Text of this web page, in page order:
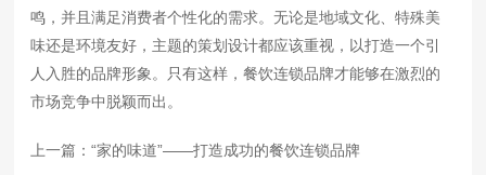
鸣，并且满足消费者个性化的需求。无论是地域文化、特殊美
味还是环境友好，主题的策划设计都应该重视，以打造一个引
人入胜的品牌形象。只有这样，餐饮连锁品牌才能够在激烈的
市场竞争中脱颖而出。
上一篇：“家的味道”——打造成功的餐饮连锁品牌